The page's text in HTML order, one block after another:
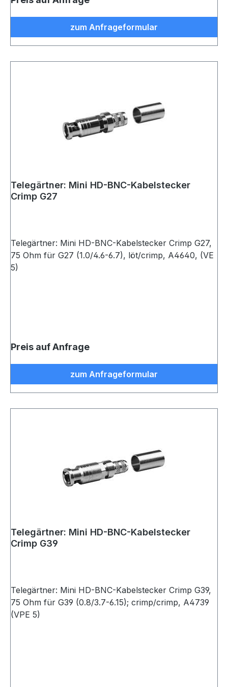
zum Anfrageformular
Telegärtner: Mini HD-BNC-Kabelstecker
Crimp G27
Telegärtner: Mini HD-BNC-Kabelstecker Crimp G27,
75 Ohm für G27 (1.0/4.6-6.7), löt/crimp, A4640, (VE
5)
Preis auf Anfrage
zum Anfrageformular
Telegärtner: Mini HD-BNC-Kabelstecker
Crimp G39
Telegärtner: Mini HD-BNC-Kabelstecker Crimp G39,
75 Ohm für G39 (0.8/3.7-6.15); crimp/crimp, A4739
(VPE 5)